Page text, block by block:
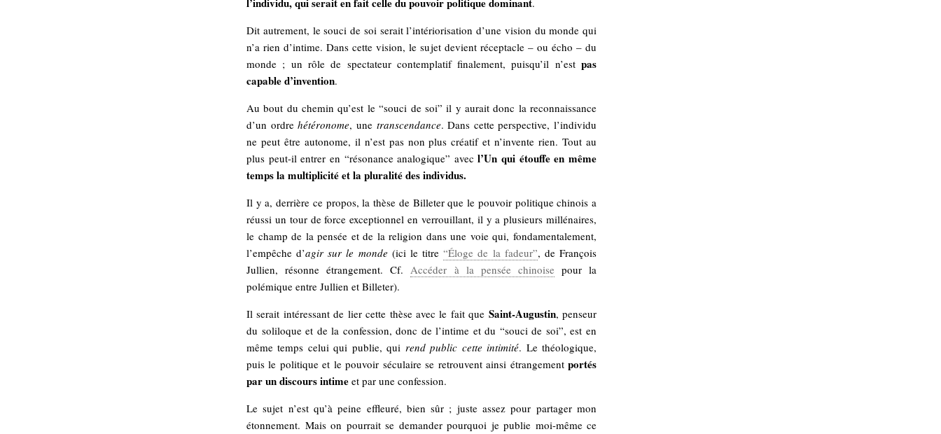
.
Dit autrement, le souci de soi serait l’intériorisation d’une vision du monde qui
n’a rien d’intime. Dans cette vision, le sujet devient réceptacle – ou écho – du
monde ; un rôle de spectateur contemplatif finalement, puisqu’il n’estpas
capable d’invention.
Au bout du chemin qu’est le “souci de soi” il y aurait donc la reconnaissance
d’un ordrehétéronome, une transcendance. Dans cette perspective, l’individu
ne peut être autonome, il n’est pas non plus créatif et n’invente rien. Tout au
plus peut-il entrer en “résonance analogique” avecl’Un qui étouffe en même
temps la multiplicité et la pluralité des individus.
Il y a, derrière ce propos, la thèse de Billeter que le pouvoir politique chinois a
réussi un tour de force exceptionnel en verrouillant, il y a plusieurs millénaires,
le champ de la pensée et de la religion dans une voie qui, fondamentalement,
l’empêche d’agir sur le monde (ici le titre“Éloge de la fadeur”, de François
Jullien, résonne étrangement. Cf.Accéder à la pensée chinoise pour la
polémique entre Jullien et Billeter).
Il serait intéressant de lier cette thèse avec le fait que Saint-Augustin, penseur
du soliloque et de la confession, donc de l’intime et du “souci de soi”, est en
même temps celui qui publie, qui rend public cette intimité. Le théologique,
puis le politique et le pouvoir séculaire se retrouvent ainsi étrangementportés
par un discours intime et par une confession.
Le sujet n’est qu’à peine effleuré, bien sûr ; juste assez pour partager mon
étonnement. Mais on pourrait se demander pourquoi je publie moi-même ce